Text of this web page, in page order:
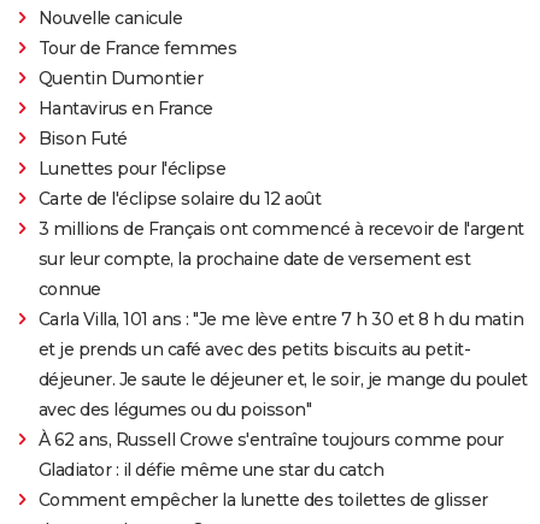
Nouvelle canicule
Tour de France femmes
Quentin Dumontier
Hantavirus en France
Bison Futé
Lunettes pour l'éclipse
Carte de l'éclipse solaire du 12 août
3 millions de Français ont commencé à recevoir de l'argent
sur leur compte, la prochaine date de versement est
connue
Carla Villa, 101 ans : "Je me lève entre 7 h 30 et 8 h du matin
et je prends un café avec des petits biscuits au petit-
déjeuner. Je saute le déjeuner et, le soir, je mange du poulet
avec des légumes ou du poisson"
À 62 ans, Russell Crowe s'entraîne toujours comme pour
Gladiator : il défie même une star du catch
Comment empêcher la lunette des toilettes de glisser